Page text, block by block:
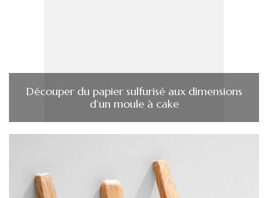
Découper du papier sulfurisé aux dimensions
d’un moule à cake